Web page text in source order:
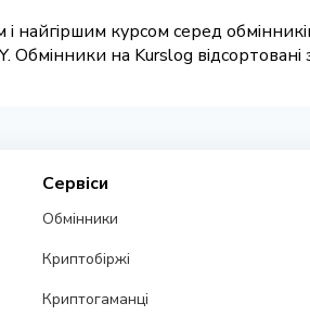
найгіршим курсом серед
Обмінники на Kurslog
Сервіси
Обмінники
Криптобіржі
Криптогаманці